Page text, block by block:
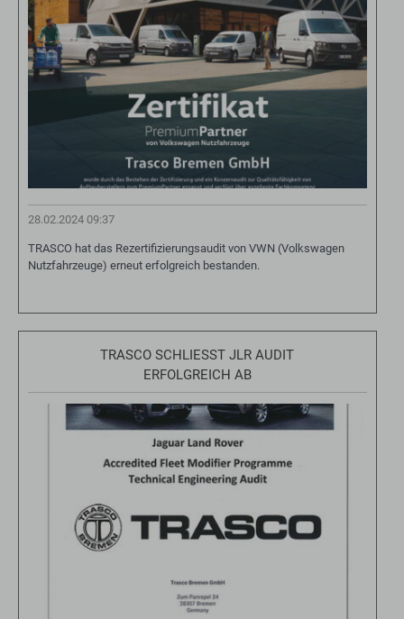
28.02.2024 09:37
TRASCO hat das Rezertifizierungsaudit von VWN (Volkswagen
Nutzfahrzeuge) erneut erfolgreich bestanden.
TRASCO SCHLIESST JLR AUDIT E
RFOLGREICH AB